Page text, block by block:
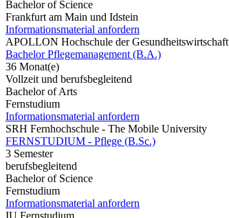
Bachelor of Science
Frankfurt am Main und Idstein
Informationsmaterial anfordern
APOLLON Hochschule der Gesundheitswirtschaft
Bachelor Pflegemanagement (B.A.)
36 Monat(e)
Vollzeit und berufsbegleitend
Bachelor of Arts
Fernstudium
Informationsmaterial anfordern
SRH Fernhochschule - The Mobile University
FERNSTUDIUM - Pflege (B.Sc.)
3 Semester
berufsbegleitend
Bachelor of Science
Fernstudium
Informationsmaterial anfordern
IU Fernstudium